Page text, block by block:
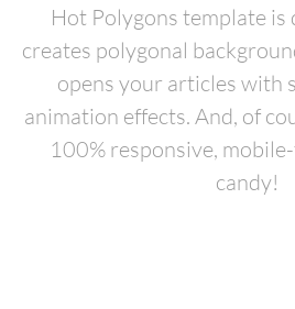
Hot Polygons template
creates polygonal
opens your articles with
animation effects. And, of
100% responsive,
candy!